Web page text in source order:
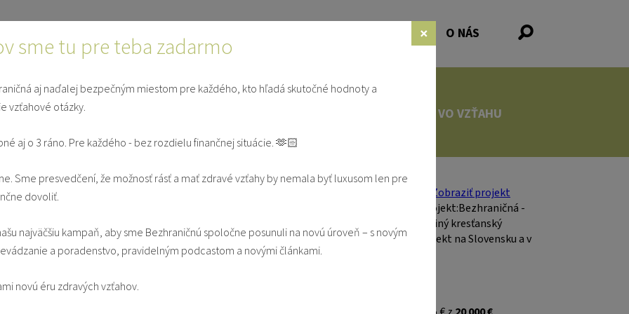
O NÁS
VO VZŤAHU
mohli milovať, musíme
seba
sme tu pre teba zadarmo ×
aj naďalej bezpečným miestom pre každého, kto hľadá skutočné hodnoty a
vzťahové otázky.
aj o 3 ráno. Pre každého - bez rozdielu finančnej situácie. 🫶🏻
Sme presvedčení, že možnosť rásť a mať zdravé vzťahy by nemala byť luxusom len pre
dovoliť.
najväčšiu kampaň, aby sme Bezhraničnú spoločne posunuli na novú úroveň – s novým
a poradenstvo, pravidelným podcastom a novými článkami.
novú éru zdravých vzťahov.